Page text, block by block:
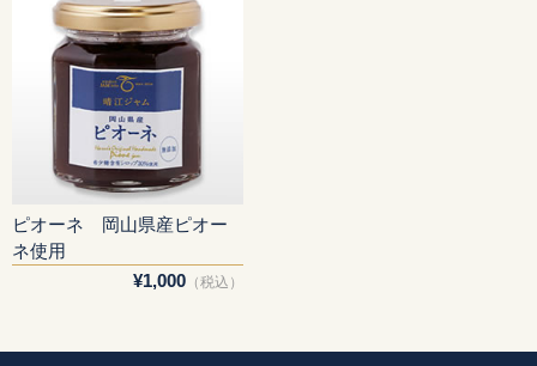
ピオーネ 岡山県産ピオー
ネ使用
¥1,000（税込）